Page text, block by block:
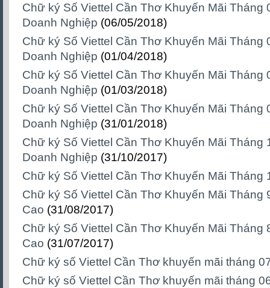
Chữ ký Số Viettel Cần Thơ Khuyến Mãi Tháng
Doanh Nghiệp (06/05/2018)
Chữ ký Số Viettel Cần Thơ Khuyến Mãi Tháng
Doanh Nghiệp (01/04/2018)
Chữ ký Số Viettel Cần Thơ Khuyến Mãi Tháng
Doanh Nghiệp (01/03/2018)
Chữ ký Số Viettel Cần Thơ Khuyến Mãi Tháng
Doanh Nghiệp (31/01/2018)
Chữ ký Số Viettel Cần Thơ Khuyến Mãi Tháng
Doanh Nghiệp (31/10/2017)
Chữ ký Số Viettel Cần Thơ Khuyến Mãi Tháng
Chữ ký Số Viettel Cần Thơ Khuyến Mãi Tháng
Cao (31/08/2017)
Chữ ký Số Viettel Cần Thơ Khuyến Mãi Tháng
Cao (31/07/2017)
Chữ ký số Viettel Cần Thơ khuyến mãi tháng
Chữ ký số Viettel Cần Thơ khuyến mãi tháng